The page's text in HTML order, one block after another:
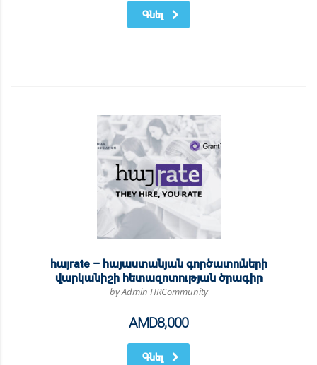
Գնել
հայrate – հայաստանյան գործատուների
վարկանիշի հետազոտության ծրագիր
by Admin HRCommunity
AMD8,000
Գնել